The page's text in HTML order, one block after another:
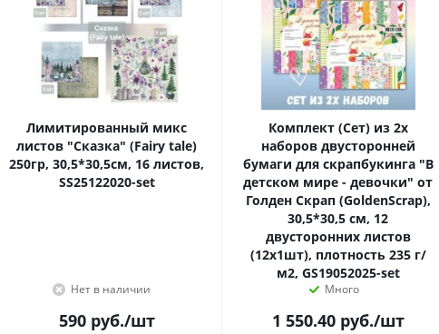
Лимитированный микс
листов "Сказка" (Fairy tale)
250гр, 30,5*30,5см, 16 листов,
SS25122020-set
Нет в наличии
590руб./шт
Комплект (Сет) из 2х
наборов двусторонней
бумаги для скрапбукинга "В
детском мире - девочки" от
Голден Скрап (GoldenScrap),
30,5*30,5 см, 12
двусторонних листов
(12х1шт), плотность 235 г/
м2, GS19052025-set
Много
1 550.40руб./шт